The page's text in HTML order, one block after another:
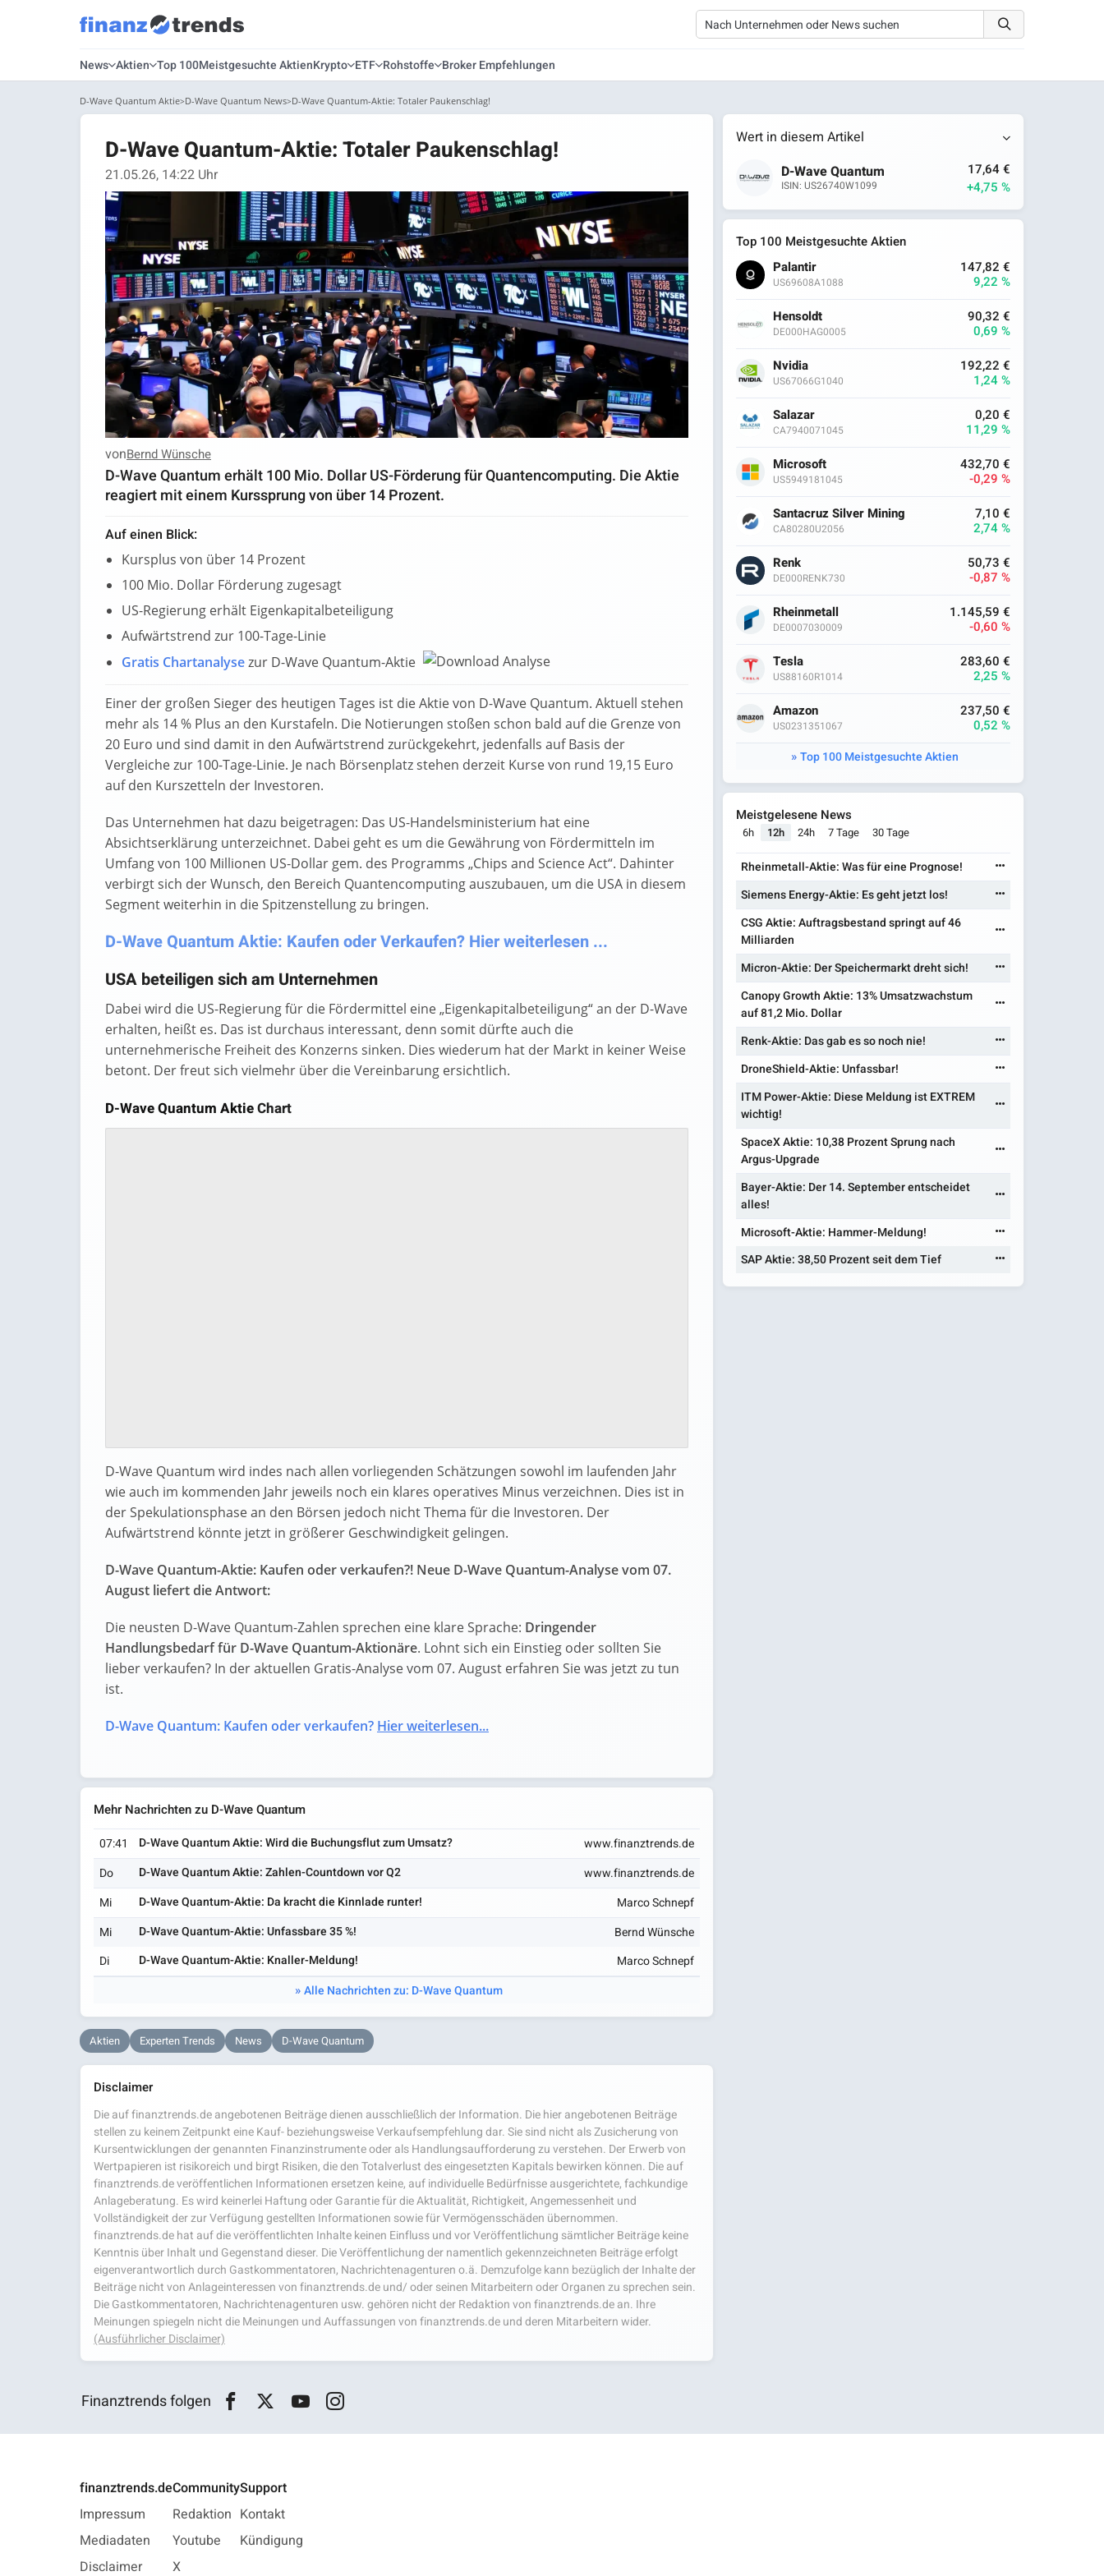
News Aktien Top 100Meistgesuchte AktienKrypto ETF Rohstoffe Broker Empfehlungen
D-Wave Quantum Aktie D-Wave Quantum News D-Wave Quantum-Aktie: Totaler Paukenschlag!
D-Wave Quantum-Aktie: Totaler Paukenschlag!
21.05.26, 14:22 Uhr
vonBernd Wünsche
D-Wave Quantum erhält 100 Mio. Dollar US-Förderung für Quantencomputing. Die Aktie
reagiert mit einem Kurssprung von über 14 Prozent.
Auf einen Blick:
Kursplus von über 14 Prozent
100 Mio. Dollar Förderung zugesagt
US-Regierung erhält Eigenkapitalbeteiligung
Aufwärtstrend zur 100-Tage-Linie
Gratis Chartanalysezur D-Wave Quantum-Aktie
Einer der großen Sieger des heutigen Tages ist die Aktie von D-Wave Quantum. Aktuell stehen
mehr als 14 % Plus an den Kurstafeln. Die Notierungen stoßen schon bald auf die Grenze von
20 Euro und sind damit in den Aufwärtstrend zurückgekehrt, jedenfalls auf Basis der
Vergleiche zur 100-Tage-Linie. Je nach Börsenplatz stehen derzeit Kurse von rund 19,15 Euro
auf den Kurszetteln der Investoren.
Das Unternehmen hat dazu beigetragen: Das US-Handelsministerium hat eine
Absichtserklärung unterzeichnet. Dabei geht es um die Gewährung von Fördermitteln im
Umfang von 100 Millionen US-Dollar gem. des Programms „Chips and Science Act“. Dahinter
verbirgt sich der Wunsch, den Bereich Quantencomputing auszubauen, um die USA in diesem
Segment weiterhin in die Spitzenstellung zu bringen.
D-Wave Quantum Aktie: Kaufen oder Verkaufen? Hier weiterlesen ...
USA beteiligen sich am Unternehmen
Dabei wird die US-Regierung für die Fördermittel eine „Eigenkapitalbeteiligung“ an der D-Wave
erhalten, heißt es. Das ist durchaus interessant, denn somit dürfte auch die
unternehmerische Freiheit des Konzerns sinken. Dies wiederum hat der Markt in keiner Weise
betont. Der freut sich vielmehr über die Vereinbarung ersichtlich.
D-Wave Quantum AktieChart
D-Wave Quantum wird indes nach allen vorliegenden Schätzungen sowohl im laufenden Jahr
wie auch im kommenden Jahr jeweils noch ein klares operatives Minus verzeichnen. Dies ist in
der Spekulationsphase an den Börsen jedoch nicht Thema für die Investoren. Der
Aufwärtstrend könnte jetzt in größerer Geschwindigkeit gelingen.
D-Wave Quantum-Aktie: Kaufen oder verkaufen?! Neue D-Wave Quantum-Analyse vom 07.
August liefert die Antwort:
Die neusten D-Wave Quantum-Zahlen sprechen eine klare Sprache: Dringender
Handlungsbedarf für D-Wave Quantum-Aktionäre. Lohnt sich ein Einstieg oder sollten Sie
lieber verkaufen? In der aktuellen Gratis-Analyse vom 07. August erfahren Sie was jetzt zu tun
ist.
D-Wave Quantum: Kaufen oder verkaufen? Hier weiterlesen...
Mehr Nachrichten zu D-Wave Quantum
07:41 D-Wave Quantum Aktie: Wird die Buchungsflut zum Umsatz?
www.finanztrends.de
Do
D-Wave Quantum Aktie: Zahlen-Countdown vor Q2
www.finanztrends.de
Mi
D-Wave Quantum-Aktie: Da kracht die Kinnlade runter!
Marco Schnepf
Mi
D-Wave Quantum-Aktie: Unfassbare 35 %!
Bernd Wünsche
Di
D-Wave Quantum-Aktie: Knaller-Meldung!
Marco Schnepf
Alle Nachrichten zu: D-Wave Quantum
Aktien Experten Trends News D-Wave Quantum
Disclaimer
Die auf finanztrends.de angebotenen Beiträge dienen ausschließlich der Information. Die hier angebotenen Beiträge
stellen zu keinem Zeitpunkt eine Kauf- beziehungsweise Verkaufsempfehlung dar. Sie sind nicht als Zusicherung von
Kursentwicklungen der genannten Finanzinstrumente oder als Handlungsaufforderung zu verstehen. Der Erwerb von
Wertpapieren ist risikoreich und birgt Risiken, die den Totalverlust des eingesetzten Kapitals bewirken können. Die auf
finanztrends.de veröffentlichen Informationen ersetzen keine, auf individuelle Bedürfnisse ausgerichtete, fachkundige
Anlageberatung. Es wird keinerlei Haftung oder Garantie für die Aktualität, Richtigkeit, Angemessenheit und
Vollständigkeit der zur Verfügung gestellten Informationen sowie für Vermögensschäden übernommen.
finanztrends.de hat auf die veröffentlichten Inhalte keinen Einfluss und vor Veröffentlichung sämtlicher Beiträge keine
Kenntnis über Inhalt und Gegenstand dieser. Die Veröffentlichung der namentlich gekennzeichneten Beiträge erfolgt
eigenverantwortlich durch Gastkommentatoren, Nachrichtenagenturen o.ä. Demzufolge kann bezüglich der Inhalte der
Beiträge nicht von Anlageinteressen von finanztrends.de und/ oder seinen Mitarbeitern oder Organen zu sprechen sein.
Die Gastkommentatoren, Nachrichtenagenturen usw. gehören nicht der Redaktion von finanztrends.de an. Ihre
Meinungen spiegeln nicht die Meinungen und Auffassungen von finanztrends.de und deren Mitarbeitern wider.
(Ausführlicher Disclaimer)
Wert in diesem Artikel
D-Wave Quantum
ISIN: US26740W1099
17,64 €
+4,75 %
Top 100 Meistgesuchte Aktien
Palantir
US69608A1088
147,82 €
9,22 %
Hensoldt
DE000HAG0005
90,32 €
0,69 %
Nvidia
US67066G1040
192,22 €
1,24 %
Salazar
CA7940071045
0,20 €
11,29 %
Microsoft
US5949181045
432,70 €
-0,29 %
Santacruz Silver Mining
CA80280U2056
7,10 €
2,74 %
Renk
DE000RENK730
50,73 €
-0,87 %
Rheinmetall
DE0007030009
1.145,59 €
-0,60 %
Tesla
US88160R1014
283,60 €
2,25 %
Amazon
US0231351067
237,50 €
0,52 %
Top 100 Meistgesuchte Aktien
Meistgelesene News
6h 12h 24h 7 Tage 30 Tage
Rheinmetall-Aktie: Was für eine Prognose!
Siemens Energy-Aktie: Es geht jetzt los!
CSG Aktie: Auftragsbestand springt auf 46
Milliarden
Micron-Aktie: Der Speichermarkt dreht sich!
Canopy Growth Aktie: 13% Umsatzwachstum
auf 81,2 Mio. Dollar
Renk-Aktie: Das gab es so noch nie!
DroneShield-Aktie: Unfassbar!
ITM Power-Aktie: Diese Meldung ist EXTREM
wichtig!
SpaceX Aktie: 10,38 Prozent Sprung nach
Argus-Upgrade
Bayer-Aktie: Der 14. September entscheidet
alles!
Microsoft-Aktie: Hammer-Meldung!
SAP Aktie: 38,50 Prozent seit dem Tief
Finanztrends folgen
finanztrends.de
Impressum
Mediadaten
Disclaimer
Community
Redaktion
Youtube
X
Support
Kontakt
Kündigung